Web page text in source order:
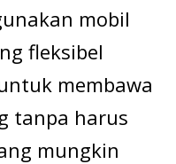
mobil
fleksibel
membawa
tanpa harus
mungkin